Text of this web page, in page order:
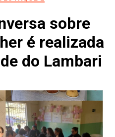
sobre
é realizada
do Lambari